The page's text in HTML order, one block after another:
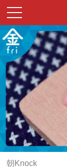
朝Knock